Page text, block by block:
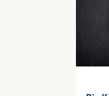
eine
Sie